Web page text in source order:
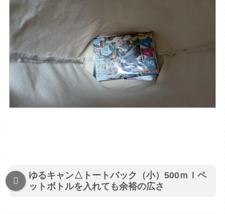
ゆるキャン△トートバック（小）500ｍｌペ
ットボトルを入れても余裕の広さ